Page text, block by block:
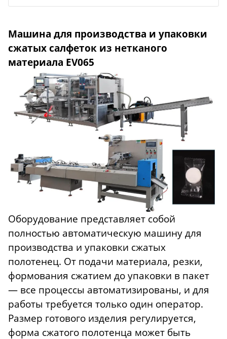
Машина для производства и упаковки
сжатых салфеток из нетканого
материала EV065
Оборудование представляет собой
полностью автоматическую машину для
производства и упаковки сжатых
полотенец. От подачи материала, резки,
формования сжатием до упаковки в пакет
— все процессы автоматизированы, и для
работы требуется только один оператор.
Размер готового изделия регулируется,
форма сжатого полотенца может быть